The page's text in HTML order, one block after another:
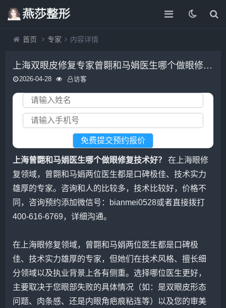
首页 专家 内容详情
上海双眼皮修复专家曾翾和马娟医生哪个做眼修复技术好？
2026-04-28 访客
上海曾翾和马娟医生哪个做眼修复技术好？
在上海眼修
复领域，曾翾和马娟两位医生都是口碑极佳、技术实力
雄厚的专家。咨询和人的比较多，技术比较好，价格不
同，咨询预约添加微信号：bianmei0528或者直接拨打
400-616-6769，详细沟通。
在上海眼修复领域， 曾翾和马娟两位医生都是口碑极
佳、技术实力雄厚的专家，但她们在技术风格、擅长细
分领域以及执业背景上各有侧重。选择哪位医生更好，
主要取决于您眼部失败的具体情况（如：是双眼皮形态
问题、肉条感、还是内眼角疤痕粘连等）以及您的审美